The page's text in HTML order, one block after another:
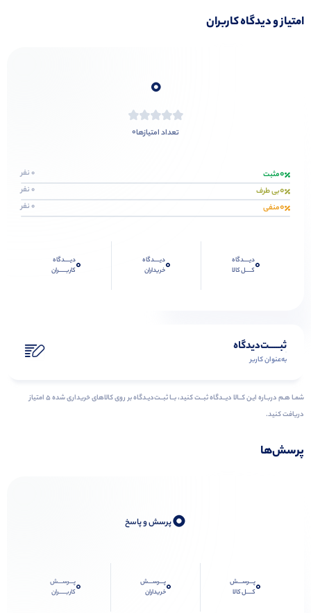
امتیاز و دیدگاه کاربران
0
تعداد امتیازها0
0مثبت 0 نفر
0بی طرف 0 نفر
0منفی 0 نفر
0دیــــدگاه
کــــل کالا
0دیــــدگاه
خریداران
0دیــــدگاه
کاربـــــران
ثبـــــت‌دیدگاه
به‌عنوان کاربر
شمـا هـم دربـاره ایـن کــالا دیــدگاه ثبــت کنید، بــا ثبــت‌دیـدگاه بر روی کالاهای خریداری شده ۵ امتیاز
دریافت کنید.
پرسش‌ها
0پرسش و پاسخ
0پـــرســـش
کــــل کالا
0پـــرســـش
خریداران
0پـــرســـش
کاربـــــران